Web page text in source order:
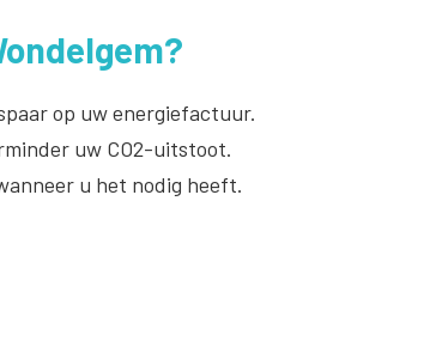
op uw energiefactuur.
uw CO2-uitstoot.
u het nodig heeft.